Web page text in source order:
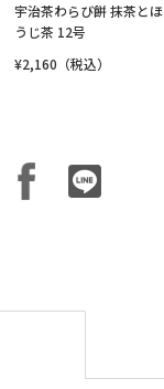
宇治茶わらび餅 抹茶とほ
うじ茶 12号
¥2,160（税込）